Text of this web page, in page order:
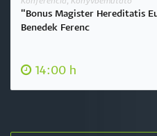
"Bonus Magister Hereditatis
Benedek Ferenc
14:00 h